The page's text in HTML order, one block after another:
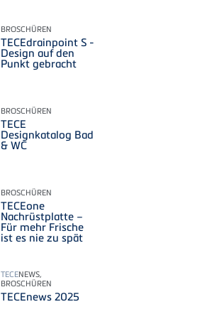
BROSCHÜREN
TECEdrainpoint S -
Design auf den
Punkt gebracht
BROSCHÜREN
TECE
Designkatalog Bad
& WC
BROSCHÜREN
TECEone
Nachrüstplatte –
Für mehr Frische
ist es nie zu spät
TECENEWS,
BROSCHÜREN
TECEnews 2025